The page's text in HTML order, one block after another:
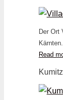
Der Ort
Read
Kumitz